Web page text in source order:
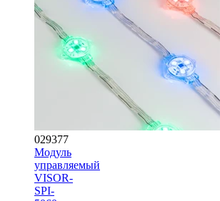
029377
Модуль
управляемый
VISOR-
SPI-